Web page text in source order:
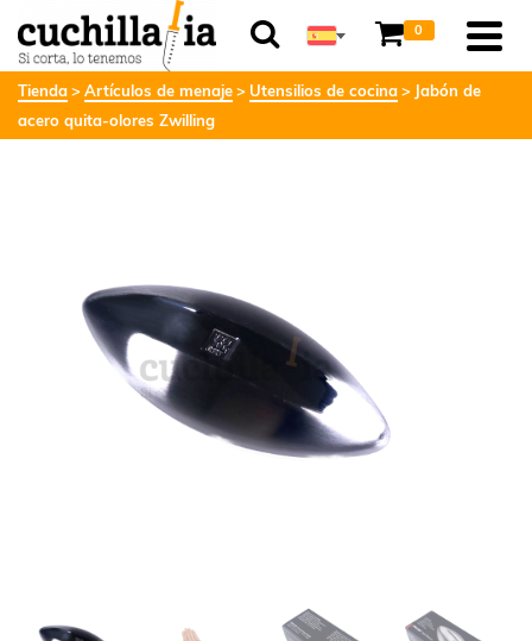
0
Tienda Artículos de menaje Utensilios de cocina
Jabón de
acero quita-olores Zwilling